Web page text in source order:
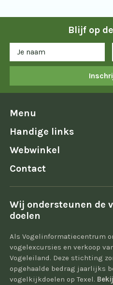
Blijf op
Menu
Handige links
Webwinkel
Contact
Wij ondersteunen de
doelen
Als Vogelinformatiecentrum
vogelexcursies en verkoop
Vogeleiland. Deze stichting
opgehaalde bedrag jaarlijks
vogelkijkdoelen op Texel.